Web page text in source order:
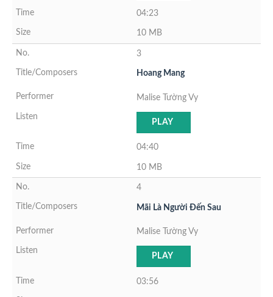
04:23
10 MB
3
Hoang Mang
Malise Tường Vy
PLAY
04:40
10 MB
4
Mãi Là Người Đến Sau
Malise Tường Vy
PLAY
03:56